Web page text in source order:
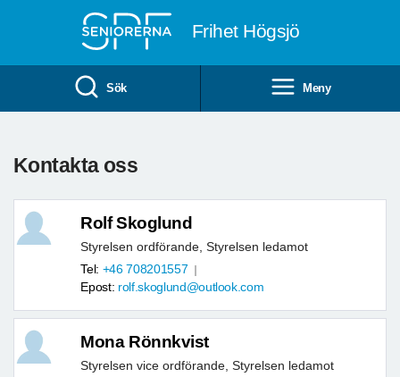
Frihet Högsjö
Sök Meny
Kontakta oss
Rolf Skoglund
Styrelsen ordförande, Styrelsen ledamot
Tel: +46 708201557
Epost: rolf.skoglund@outlook.com
Mona Rönnkvist
Styrelsen vice ordförande, Styrelsen ledamot